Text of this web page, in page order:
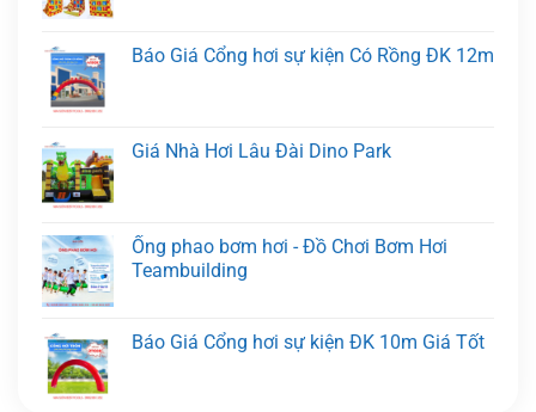
Báo Giá Cổng hơi sự kiện Có Rồng ĐK 12m
Giá Nhà Hơi Lâu Đài Dino Park
Ống phao bơm hơi - Đồ Chơi Bơm Hơi
Teambuilding
Báo Giá Cổng hơi sự kiện ĐK 10m Giá Tốt